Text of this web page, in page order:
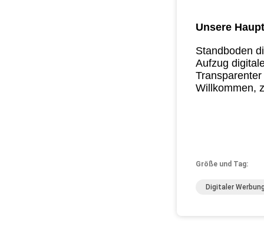
Unsere
Standboden
Aufzug
Willkommen,
Größe und Tag:
Digitaler